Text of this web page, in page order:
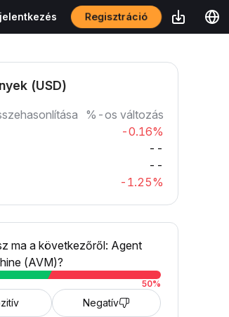
Regisztráció
(USD)
%-os változás
-0.16%
--
--
-1.25%
ma a következőről: Agent
(AVM)?
50%
Negatív